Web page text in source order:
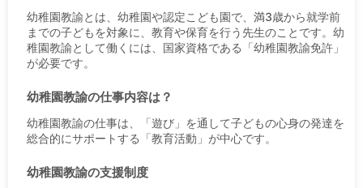
幼稚園教諭とは、幼稚園や認定こども園で、満3歳から就学前
までの子どもを対象に、教育や保育を行う先生のことです。幼
稚園教諭として働くには、国家資格である「幼稚園教諭免許」
が必要です。
幼稚園教諭の仕事内容は？
幼稚園教諭の仕事は、「遊び」を通して子どもの心身の発達を
総合的にサポートする「教育活動」が中心です。
幼稚園教諭の支援制度